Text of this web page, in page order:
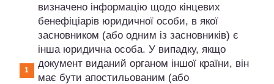
визначено інформацію щодо кінцевих
бенефіціарів юридичної особи, в якої
засновником (або одним із засновників) є
інша юридична особа. У випадку, якщо
документ виданий органом іншої країни, він
має бути апостильованим (або